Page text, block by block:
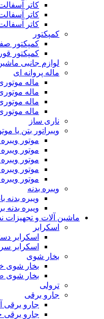
کاتر
کاتر
کاتر
کمپکتور
کمپکتور
کمپکتور
لوازم جانبی
ماله پروانه ای
ماله
ماله
ماله
ماله
ناری ساز
ویبراتور بتن یا
موتور
موتور ویبره
موتور
موتور
موتور
ویبره بدنه
ویبره بدنه
ویبره بدنه
ماشین آلات و تجهیزات
اسکرابر
اسکرابر
اسکرابر
بخار شوی
بخار شوی
بخار شوی
ترولی
جارو برقی
جارو برقی
جارو برقی